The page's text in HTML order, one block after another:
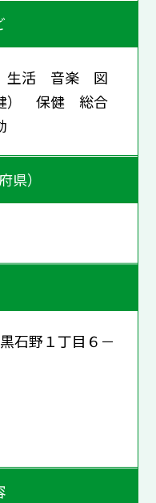
活 音楽 図
） 保健 総合
動
県）
石野１丁目６－